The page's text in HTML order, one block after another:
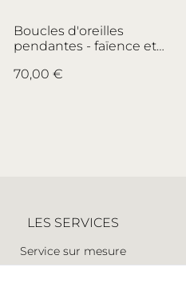
Boucles d'oreilles
pendantes - faïence et
Montereau - no.1
70,00 €
LES SERVICES
Service sur mesure